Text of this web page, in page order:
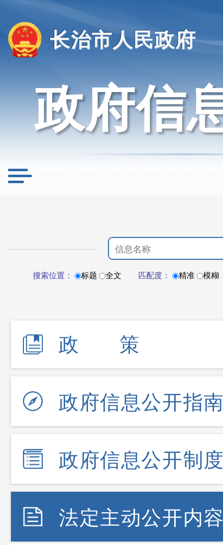
长治市人民政府
政府信
搜索位置： 标题 全文 匹配度： 精准 模糊
政策
政府信息公开指
政府信息公开制
法定主动公开内